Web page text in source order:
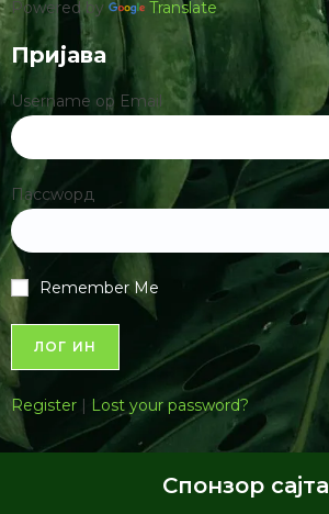
Powered by Translate
Пријава
Username ор Email
Пассwорд
Remember Me
Register | Lost your password?
Спонзор сајта